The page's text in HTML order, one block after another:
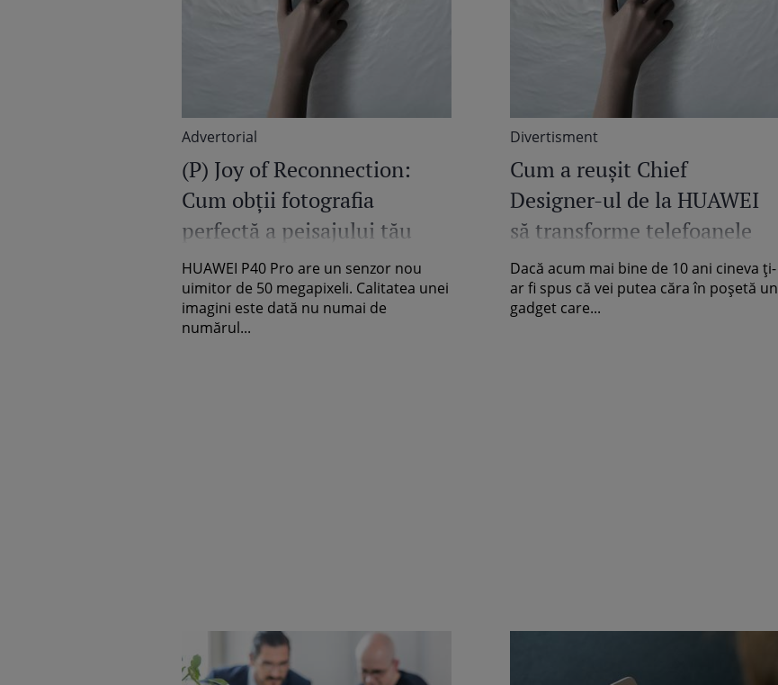
Advertorial
(P) Joy of Reconnection:
Cum obții fotografia
perfectă a peisajului tău
preferat cu HUAWEI P40
Pro?
HUAWEI P40 Pro are un senzor nou
uimitor de 50 megapixeli. Calitatea unei
imagini este dată nu numai de
numărul...
Divertisment
Cum a reușit Chief
Designer-ul de la HUAWEI
să transforme telefoanele
din seria P40 în opere de
artă
Dacă acum mai bine de 10 ani cineva ți-
ar fi spus că vei putea căra în poșetă un
gadget care...